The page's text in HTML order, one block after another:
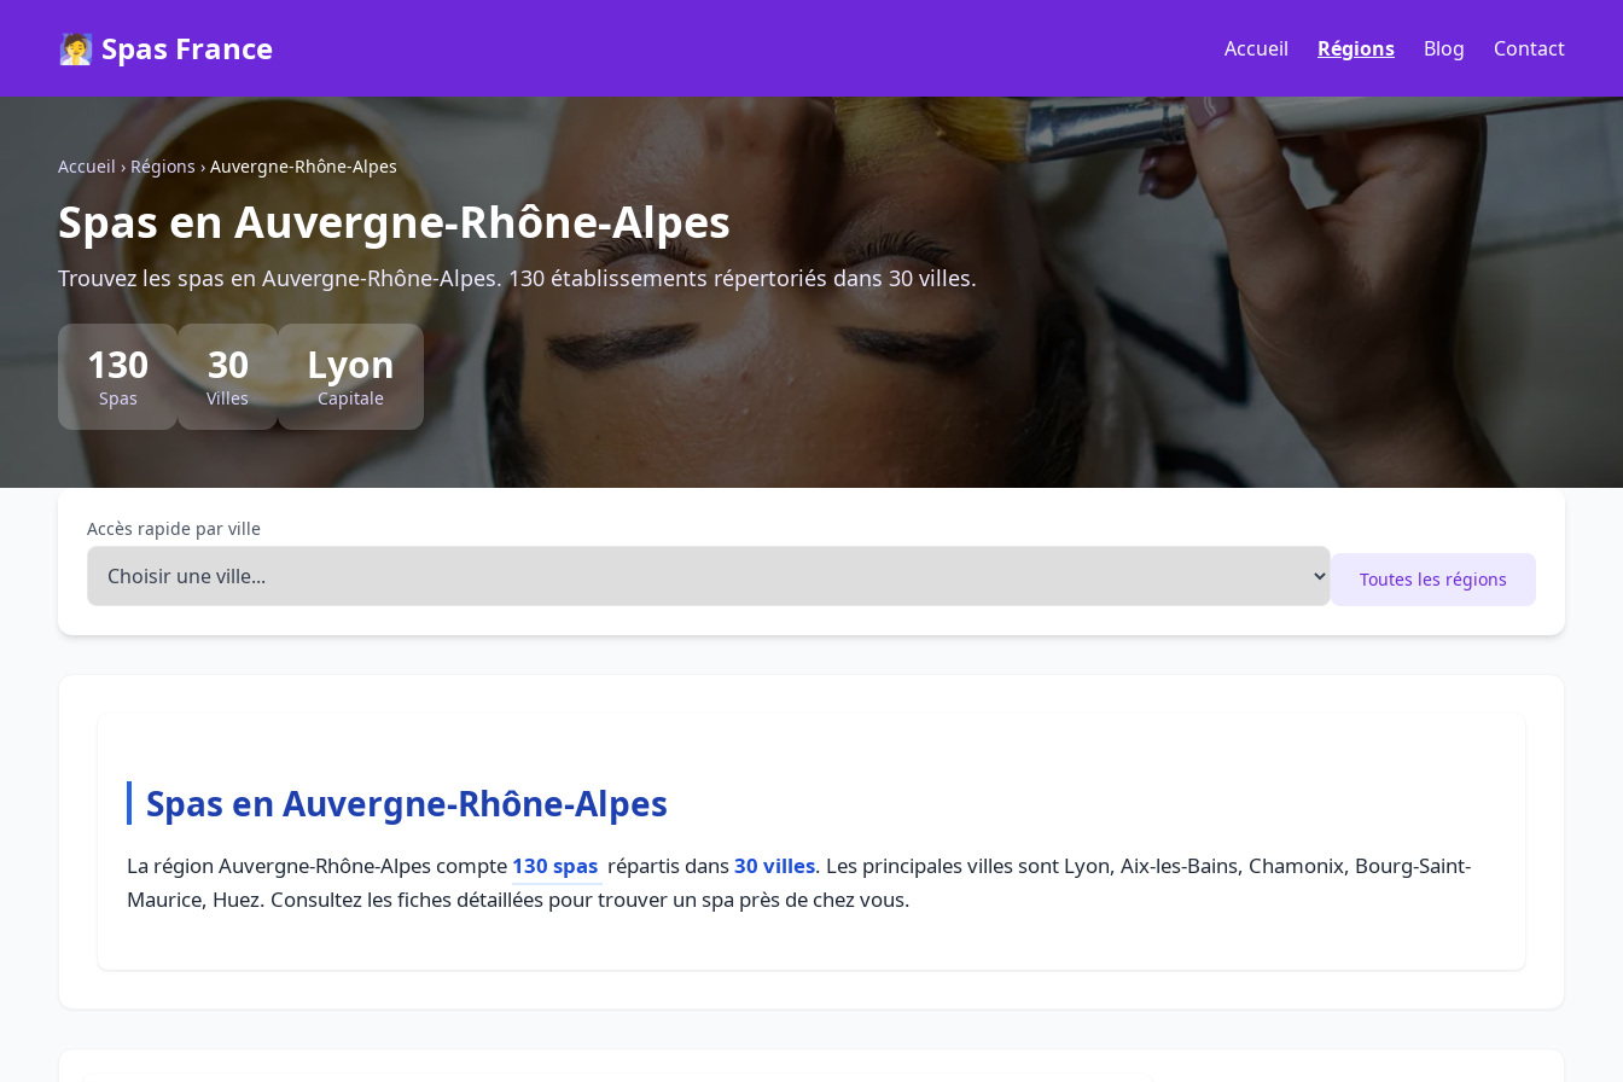
🧖 Spas France Accueil Régions Blog Contact
Accueil › Régions › Auvergne-Rhône-Alpes
Spas en Auvergne-Rhône-Alpes
Trouvez les spas en Auvergne-Rhône-Alpes. 130 établissements répertoriés dans 30 villes.
130
Spas
30
Villes
Lyon
Capitale
Accès rapide par ville
Toutes les régions
Spas en Auvergne-Rhône-Alpes
La région Auvergne-Rhône-Alpes compte 130 spas répartis dans30 villes. Les principales villes sont Lyon, Aix-les-Bains, Chamonix, Bourg-Saint-
Maurice, Huez. Consultez les fiches détaillées pour trouver un spa près de chez vous.